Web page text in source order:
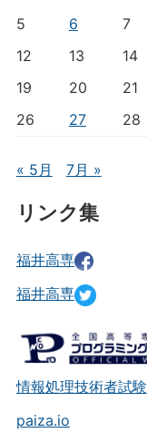
5
6 7
12
13 14
19
20 21
26
27 28
« 5月 7月 »
リンク集
福井高専
福井高専
情報処理技術者試験
paiza.io